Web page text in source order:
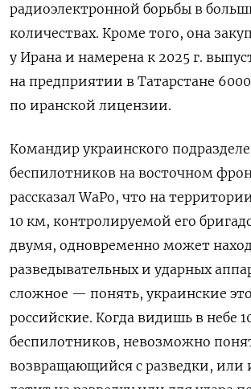
радиоэлектронной борьбы в
количествах. Кроме того, она
у Ирана и намерена к 2025 г.
на предприятии в Татарстане
по иранской лицензии.
Командир украинского
беспилотников на восточном
рассказал WaPo, что на
10 км, контролируемой его
двумя, одновременно может
разведывательных и ударных
сложное — понять, украинские
российские. Когда видишь в небе
беспилотников, невозможно
возвращающийся с разведки, или